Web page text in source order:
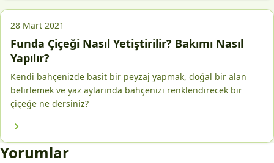
28 Mart 2021
Funda Çiçeği Nasıl Yetiştirilir? Bakımı Nasıl
Yapılır?
Kendi bahçenizde basit bir peyzaj yapmak, doğal bir alan
belirlemek ve yaz aylarında bahçenizi renklendirecek bir
çiçeğe ne dersiniz?
Yorumlar